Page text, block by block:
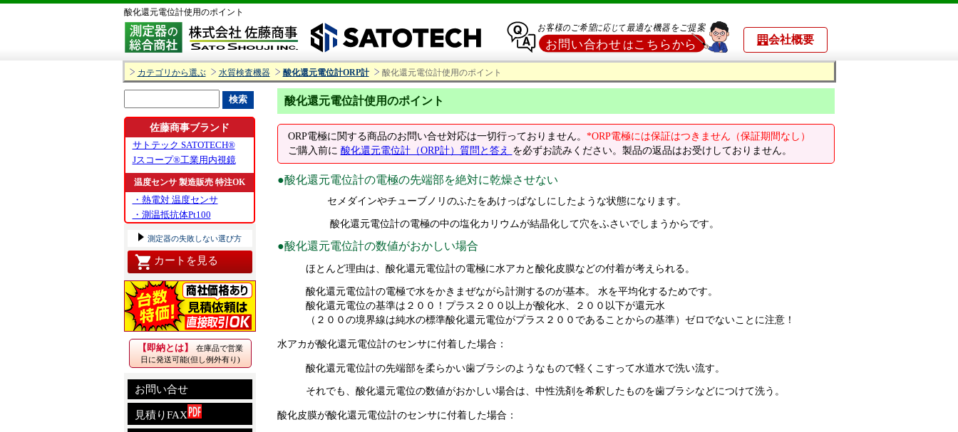
酸化還元電位計使用のポイント
会社概要
カテゴリから選ぶ 水質検査機器 酸化還元電位計ORP計 酸化還元電位計使用のポイント
酸化還元電位計使用のポイント
ORP電極に関する商品のお問い合せ対応は一切行っておりません。 *ORP電極には保証はつきません（保証期間なし）
ご購入前に 酸化還元電位計（ORP計）質問と答え を必ずお読みください。製品の返品はお受けしておりません。
●酸化還元電位計の電極の先端部を絶対に乾燥させない
セメダインやチューブノリのふたをあけっぱなしにしたような状態になります。
酸化還元電位計の電極の中の塩化カリウムが結晶化して穴をふさいでしまうからです。
●酸化還元電位計の数値がおかしい場合
ほとんど理由は、酸化還元電位計の電極に水アカと酸化皮膜などの付着が考えられる。
酸化還元電位計の電極で水をかきまぜながら計測するのが基本。 水を平均化するためです。
酸化還元電位の基準は２００！プラス２００以上が酸化水、２００以下が還元水
（２００の境界線は純水の標準酸化還元電位がプラス２００であることからの基準）ゼロでないことに注意！
水アカが酸化還元電位計のセンサに付着した場合：
酸化還元電位計の先端部を柔らかい歯ブラシのようなもので軽くこすって水道水で洗い流す。
それでも、酸化還元電位の数値がおかしい場合は、中性洗剤を希釈したものを歯ブラシなどにつけて洗う。
酸化皮膜が酸化還元電位計のセンサに付着した場合：
佐藤商事ブランド
サトテック SATOTECH®
Jスコープ®工業用内視鏡
温度センサ 製造販売 特注OK
・熱電対 温度センサ
・測温抵抗体Pt100
測定器の失敗しない選び方
カートを見る
【即納とは】
在庫品で営業
日に発送可能(但し例外有り)
お問い合せ
見積りFAX